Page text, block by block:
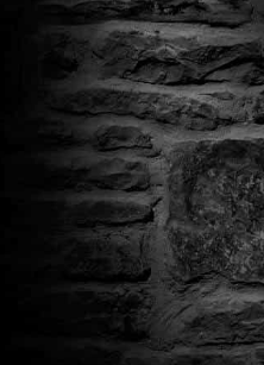
Есть ли поддержка после